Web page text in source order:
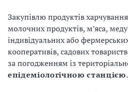
Закупівлю продуктів
молочних продуктів, м’яса,
індивідуальних або
кооперативів, садових
за погодженням із
епідеміологічноюстанцією.